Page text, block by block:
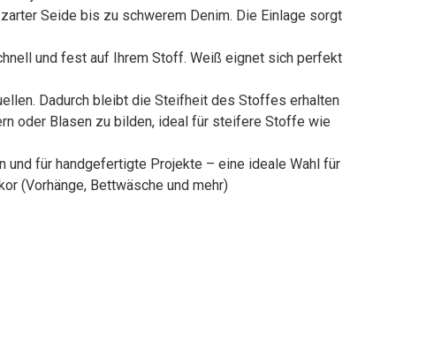
Seide bis zu schwerem Denim. Die Einlage sorgt
und fest auf Ihrem Stoff. Weiß eignet sich perfekt
Dadurch bleibt die Steifheit des Stoffes erhalten
oder Blasen zu bilden, ideal für steifere Stoffe wie
für handgefertigte Projekte – eine ideale Wahl für
(Vorhänge, Bettwäsche und mehr)